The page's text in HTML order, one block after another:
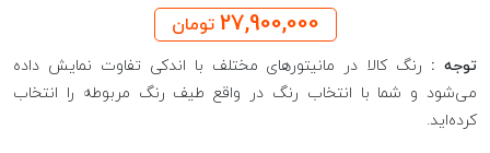
27,900,000 تومان
توجه : رنگ کالا در مانیتورهای مختلف با اندکی تفاوت نمایش داده
می‌شود و شما با انتخاب رنگ در واقع طیف رنگ مربوطه را انتخاب
کرده‌اید.